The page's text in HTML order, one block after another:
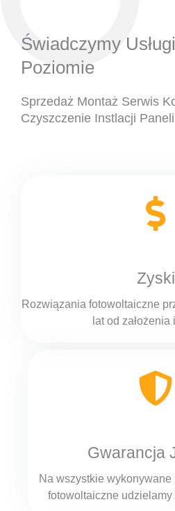
Świadczymy
Poziomie
Sprzedaż Montaż Serwis
Czyszczenie Instlacji
Zyski
Rozwiązania fotowoltaiczne
lat od
Gwarancja
Na wszystkie
fotowoltaiczne